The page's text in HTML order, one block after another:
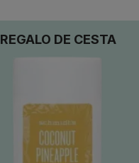
REGALO DE CESTA